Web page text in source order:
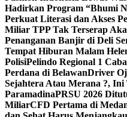
Hadirkan Program “Bhumi
Perkuat Literasi dan Akses
Miliar TPP Tak Terserap
Penanganan Banjir di Deli
Tempat Hiburan Malam
PolisiPelindo Regional 1
Perdana di BelawanDriver
Sejahtera Atau Merana ?, Ini
ParamadinaPRSU 2026
MiliarCFD Pertama di